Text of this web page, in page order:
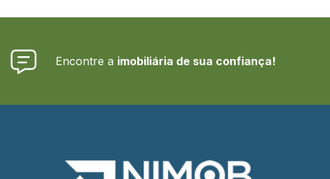
Encontre a imobiliária de sua confiança!